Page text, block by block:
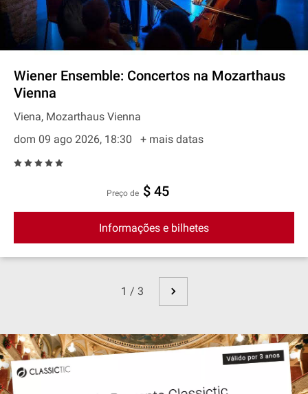
Wiener Ensemble: Concertos na Mozarthaus
Vienna
Viena, Mozarthaus Vienna
dom 09 ago 2026, 18:30
+ mais datas
preço de $ 45
Informações e bilhetes
1 / 3